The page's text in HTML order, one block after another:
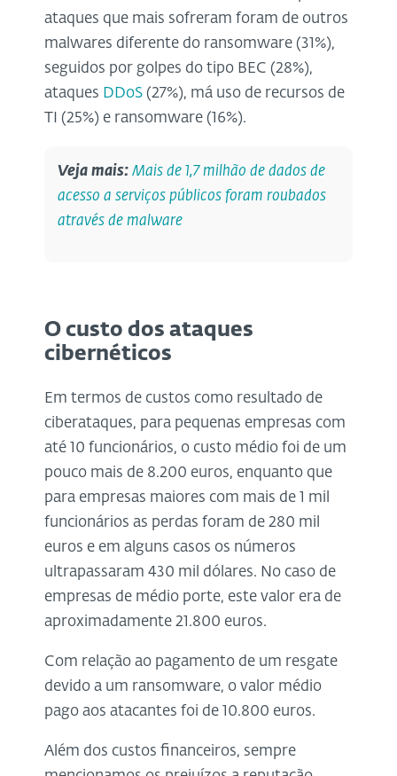
ataques que mais sofreram foram de outros
malwares diferente do ransomware (31%),
seguidos por golpes do tipo BEC (28%),
ataques DDoS (27%), má uso de recursos de
TI (25%) e ransomware (16%).
Veja mais: Mais de 1,7 milhão de dados de
acesso a serviços públicos foram roubados
através de malware
O custo dos ataques
cibernéticos
Em termos de custos como resultado de
ciberataques, para pequenas empresas com
até 10 funcionários, o custo médio foi de um
pouco mais de 8.200 euros, enquanto que
para empresas maiores com mais de 1 mil
funcionários as perdas foram de 280 mil
euros e em alguns casos os números
ultrapassaram 430 mil dólares. No caso de
empresas de médio porte, este valor era de
aproximadamente 21.800 euros.
Com relação ao pagamento de um resgate
devido a um ransomware, o valor médio
pago aos atacantes foi de 10.800 euros.
Além dos custos financeiros, sempre